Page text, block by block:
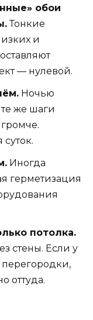
обои
Тонкие
и
— нулевой.
Ночью
же шаги
Иногда
герметизация
потолка.
стены. Если у
оттуда.